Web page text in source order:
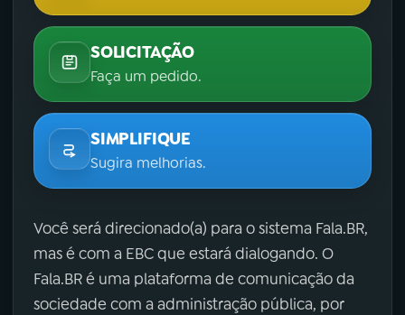
SOLICITAÇÃO
Faça um pedido.
SIMPLIFIQUE
Sugira melhorias.
Você será direcionado(a) para o sistema Fala.BR,
mas é com a EBC que estará dialogando. O
Fala.BR é uma plataforma de comunicação da
sociedade com a administração pública, por